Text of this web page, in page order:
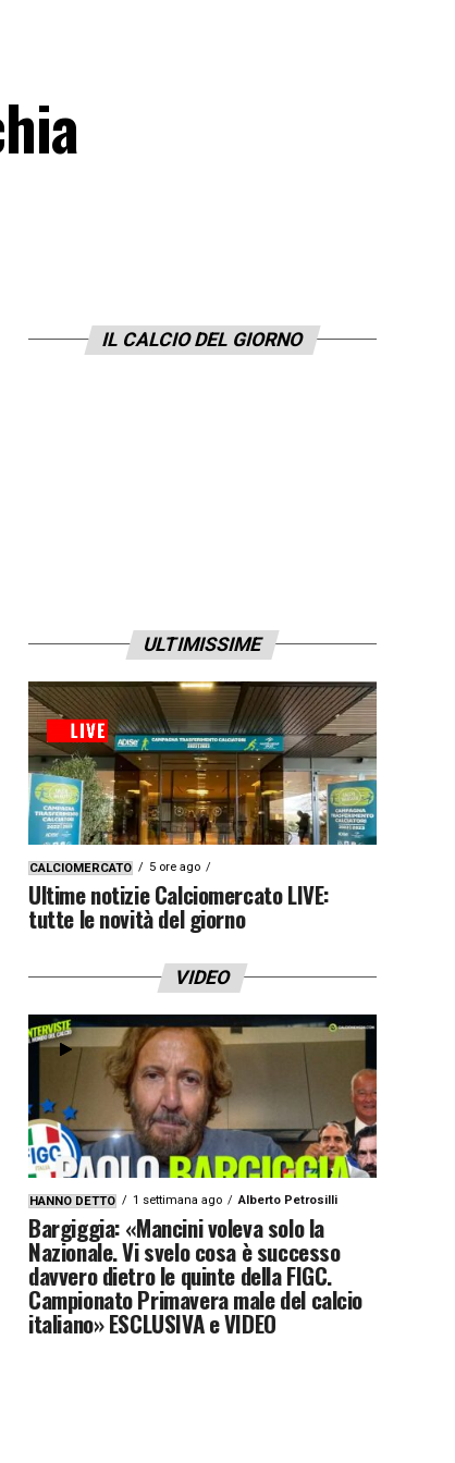
IL CALCIO DEL GIORNO
ULTIMISSIME
CALCIOMERCATO 5 ore ago
Ultime notizie Calciomercato LIVE:
tutte le novità del giorno
VIDEO
HANNO DETTO 1 settimana ago Alberto Petrosilli
Bargiggia: «Mancini voleva solo la
Nazionale. Vi svelo cosa è successo
davvero dietro le quinte della FIGC.
Campionato Primavera male del calcio
italiano» ESCLUSIVA e VIDEO